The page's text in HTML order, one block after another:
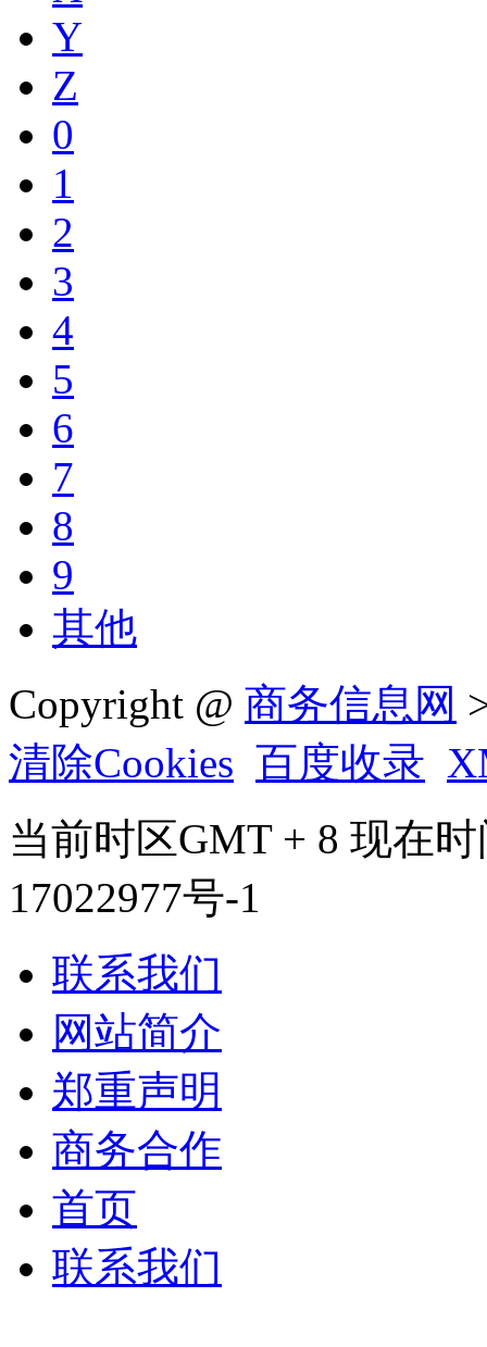
Y
Z
0
1
2
3
4
5
6
7
8
9
其他
Copyright @ 商务信息网
清除Cookies 百度收录
当前时区GMT + 8 现在
17022977号-1
联系我们
网站简介
郑重声明
商务合作
首页
联系我们